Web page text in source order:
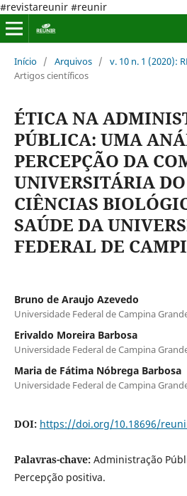
#revistareunir #reunir
Início / Arquivos / v. 10 n. 1 (2020):
Artigos científicos
ÉTICA NA
PÚBLICA: UMA
PERCEPÇÃO DA
UNIVERSITÁRIA
CIÊNCIAS
SAÚDE DA
FEDERAL DE
Bruno de Araujo Azevedo
Universidade Federal de Campina
Erivaldo Moreira Barbosa
Universidade Federal de Campina
Maria de Fátima Nóbrega Barbosa
Universidade Federal de Campina
DOI: https://doi.org/10.18696/
Palavras-chave: Administração
Percepção positiva.